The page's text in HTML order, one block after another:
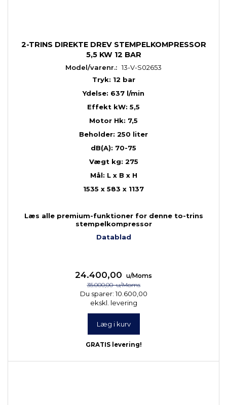
2-TRINS DIREKTE DREV STEMPELKOMPRESSOR
5,5 KW 12 BAR
Model/varenr.: 13-V-S02653
Tryk: 12 bar
Ydelse: 637 l/min
Effekt kW: 5,5
Motor Hk: 7,5
Beholder: 250 liter
dB(A): 70-75
Vægt kg: 275
Mål: L x B x H
1535 x 583 x 1137
Læs alle premium-funktioner for denne to-trins
stempelkompressor
Datablad
24.400,00
u/Moms
35.000,00u/Moms
Du sparer:10.600,00
ekskl. levering
Læg i kurv
GRATIS levering!